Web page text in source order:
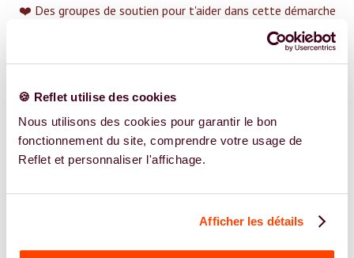
🍪 Reflet utilise des cookies
Nous utilisons des cookies pour garantir le bon
fonctionnement du site, comprendre votre usage de
Reflet et personnaliser l'affichage.
Afficher les détails
❤️ Des groupes de soutien pour t'aider dans cette démarche
😉 Du contenu avec tout ce que tu dois savoir sur
le SMOP
Plus de 400 femmes déjà accompagnées !